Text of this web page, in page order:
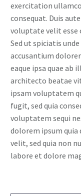
exercitation
consequat. Duis
voluptate velit esse
Sed ut spiciatis
accusantium
eaque ipsa quae ab
architecto beatae
ipsam voluptatem
fugit, sed quia
voluptatem sequi
dolorem ipsum
velit, sed quia non
labore et dolore